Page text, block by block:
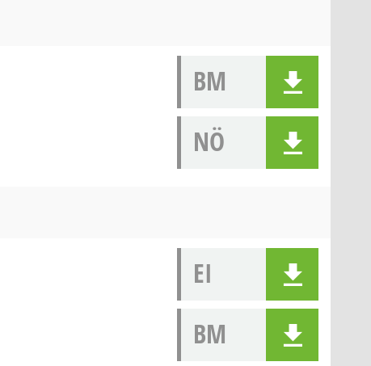
BM
NÖ
EI
BM